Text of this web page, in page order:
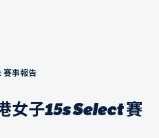
賽事報告
女子15s Select 賽